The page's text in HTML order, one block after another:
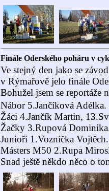
Finále Oderského poháru v
Ve stejný den jako se
v Rýmařově jelo finále
Bohužel jsem se reportáže
Nábor 5.Jančíková Adélka.
Žáci 4.Jančík Martin,
Žačky 3.Rupová
Junioři 1.Voznička Vojtěch.
Másters M50 2.Rupa
Snad ještě někdo něco o